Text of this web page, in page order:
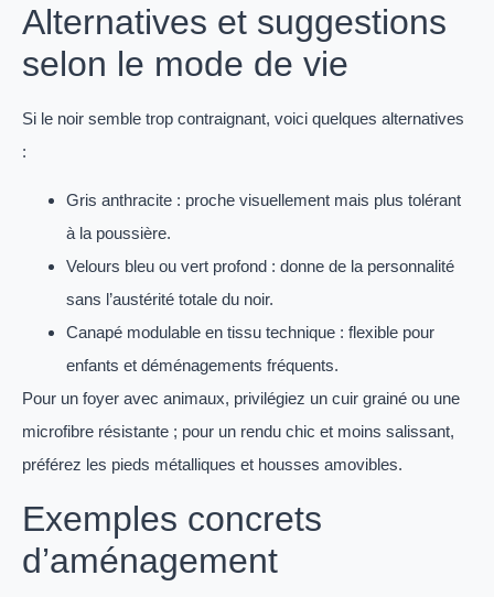
Alternatives et suggestions
selon le mode de vie
Si le noir semble trop contraignant, voici quelques alternatives
:
Gris anthracite : proche visuellement mais plus tolérant
à la poussière.
Velours bleu ou vert profond : donne de la personnalité
sans l’austérité totale du noir.
Canapé modulable en tissu technique : flexible pour
enfants et déménagements fréquents.
Pour un foyer avec animaux, privilégiez un cuir grainé ou une
microfibre résistante ; pour un rendu chic et moins salissant,
préférez les pieds métalliques et housses amovibles.
Exemples concrets
d’aménagement